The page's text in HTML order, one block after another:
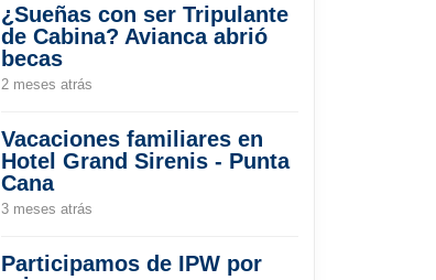
¿Sueñas con ser Tripulante
de Cabina? Avianca abrió
becas
2 meses atrás
Vacaciones familiares en
Hotel Grand Sirenis - Punta
Cana
3 meses atrás
Participamos de IPW por